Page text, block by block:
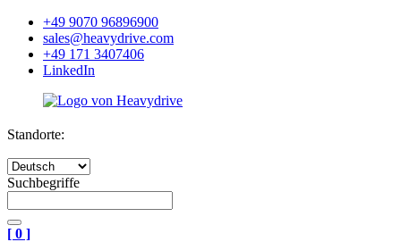
+49 9070 96896900
sales@heavydrive.com
+49 171 3407406
LinkedIn
Standorte:
Suchbegriffe
[ 0 ]